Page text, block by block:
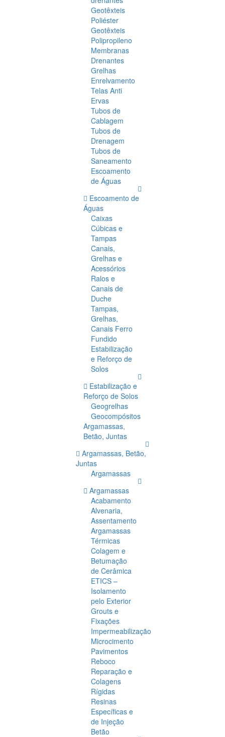
Geotêxteis
Poliéster
Geotêxteis
Polipropileno
Membranas
Drenantes
Grelhas
Enrelvamento
Telas Anti
Ervas
Tubos de
Cablagem
Tubos de
Drenagem
Tubos de
Saneamento
Escoamento
de Águas
Escoamento de
Águas
Caixas
Cúbicas e
Tampas
Canais,
Grelhas e
Acessórios
Ralos e
Canais de
Duche
Tampas,
Grelhas,
Canais Ferro
Fundido
Estabilização
e Reforço de
Solos
Estabilização e
Reforço de Solos
Geogrelhas
Geocompósitos
Argamassas,
Betão, Juntas
Argamassas, Betão,
Juntas
Argamassas
Argamassas
Acabamento
Alvenaria,
Assentamento
Argamassas
Térmicas
Colagem e
Betumação
de Cerâmica
ETICS –
Isolamento
pelo Exterior
Grouts e
Fixações
Impermeabilização
Microcimento
Pavimentos
Reboco
Reparação e
Colagens
Rígidas
Resinas
Específicas e
de Injeção
Betão